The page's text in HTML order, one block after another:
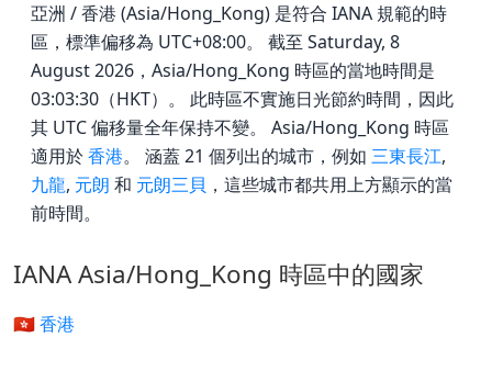
亞洲 / 香港 (Asia/Hong_Kong) 是符合 IANA 規範的時
區，標準偏移為 UTC+08:00。 截至 Saturday, 8
August 2026，Asia/Hong_Kong 時區的當地時間是
03:03:30（HKT）。 此時區不實施日光節約時間，因此
其 UTC 偏移量全年保持不變。 Asia/Hong_Kong 時區
適用於香港。 涵蓋 21 個列出的城市，例如 三東長江,
九龍, 元朗 和 元朗三貝 ，這些城市都共用上方顯示的當
前時間。
IANA Asia/Hong_Kong 時區中的國家
🇭🇰 香港